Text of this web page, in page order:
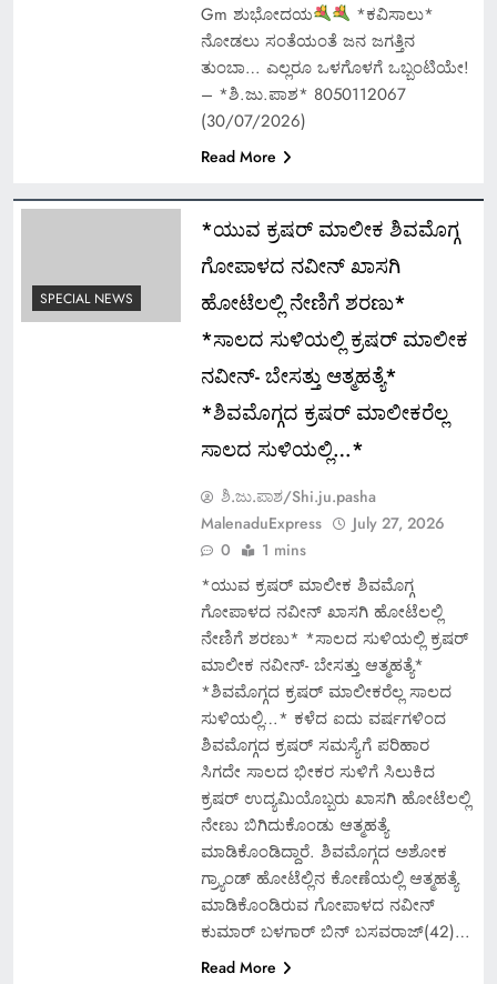
Gm ಶುಭೋದಯ
*ಕವಿಸಾಲು*
ನೋಡಲು ಸಂತೆಯಂತೆ ಜನ ಜಗತ್ತಿನ
ತುಂಬಾ… ಎಲ್ಲರೂ ಒಳಗೊಳಗೆ ಒಬ್ಬಂಟಿಯೇ!
– *ಶಿ.ಜು.ಪಾಶ* 8050112067
(30/07/2026)
Read More
SPECIAL NEWS
*ಯುವ ಕ್ರಷರ್ ಮಾಲೀಕ ಶಿವಮೊಗ್ಗ
ಗೋಪಾಳದ ನವೀನ್ ಖಾಸಗಿ
ಹೋಟೆಲಲ್ಲಿ ನೇಣಿಗೆ ಶರಣು*
*ಸಾಲದ ಸುಳಿಯಲ್ಲಿ ಕ್ರಷರ್ ಮಾಲೀಕ
ನವೀನ್- ಬೇಸತ್ತು ಆತ್ಮಹತ್ಯೆ*
*ಶಿವಮೊಗ್ಗದ ಕ್ರಷರ್ ಮಾಲೀಕರೆಲ್ಲ
ಸಾಲದ ಸುಳಿಯಲ್ಲಿ…*
ಶಿ.ಜು.ಪಾಶ/Shi.ju.pasha
MalenaduExpress
July 27, 2026
0
1 mins
*ಯುವ ಕ್ರಷರ್ ಮಾಲೀಕ ಶಿವಮೊಗ್ಗ
ಗೋಪಾಳದ ನವೀನ್ ಖಾಸಗಿ ಹೋಟೆಲಲ್ಲಿ
ನೇಣಿಗೆ ಶರಣು* *ಸಾಲದ ಸುಳಿಯಲ್ಲಿ ಕ್ರಷರ್
ಮಾಲೀಕ ನವೀನ್- ಬೇಸತ್ತು ಆತ್ಮಹತ್ಯೆ*
*ಶಿವಮೊಗ್ಗದ ಕ್ರಷರ್ ಮಾಲೀಕರೆಲ್ಲ ಸಾಲದ
ಸುಳಿಯಲ್ಲಿ…* ಕಳೆದ ಐದು ವರ್ಷಗಳಿಂದ
ಶಿವಮೊಗ್ಗದ ಕ್ರಷರ್ ಸಮಸ್ಯೆಗೆ ಪರಿಹಾರ
ಸಿಗದೇ ಸಾಲದ ಭೀಕರ ಸುಳಿಗೆ ಸಿಲುಕಿದ
ಕ್ರಷರ್ ಉದ್ಯಮಿಯೊಬ್ಬರು ಖಾಸಗಿ ಹೋಟೆಲಲ್ಲಿ
ನೇಣು ಬಿಗಿದುಕೊಂಡು ಆತ್ಮಹತ್ಯೆ
ಮಾಡಿಕೊಂಡಿದ್ದಾರೆ. ಶಿವಮೊಗ್ಗದ ಅಶೋಕ
ಗ್ರ್ಯಾಂಡ್ ಹೋಟೆಲ್ಲಿನ ಕೋಣೆಯಲ್ಲಿ ಆತ್ಮಹತ್ಯೆ
ಮಾಡಿಕೊಂಡಿರುವ ಗೋಪಾಳದ ನವೀನ್
ಕುಮಾರ್ ಬಳಗಾರ್ ಬಿನ್ ಬಸವರಾಜ್(42)…
Read More